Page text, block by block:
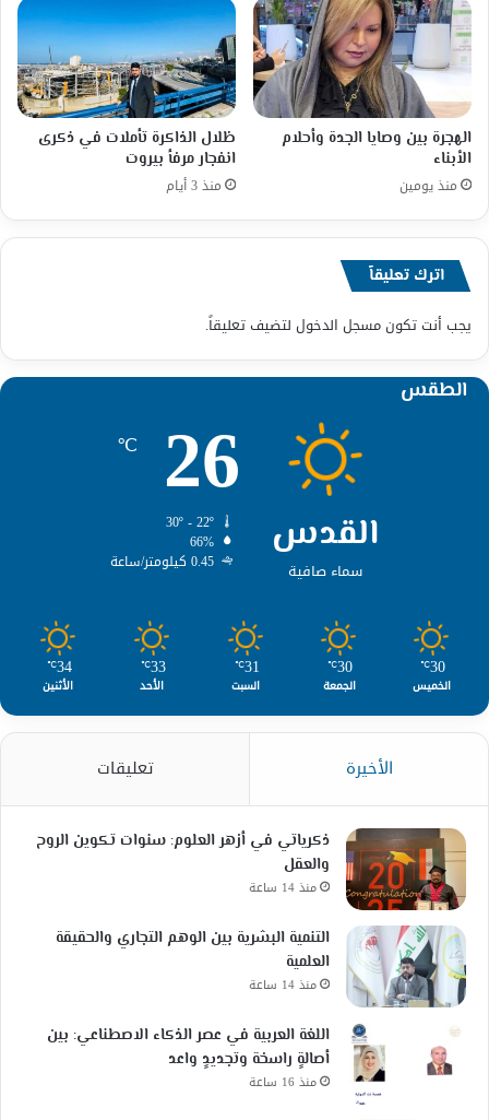
الهجرة بين وصايا الجدة وأحلام
الأبناء
منذ يومين
ظلال الذاكرة تأملات في ذكرى
انفجار مرفأ بيروت
منذ 3 أيام
اترك تعليقاً
يجب أنت تكونمسجل الدخول لتضيف تعليقاً.
الطقس
القدس
سماء صافية
26
℃
66%
0.45 كيلومتر/ساعة
30
℃
الخميس
30
℃
الجمعة
31
℃
السبت
33
℃
الأحد
34
℃
الأثنين
الأخيرة تعليقات
ذكرياتي في أزهر العلوم: سنوات تكوين الروح
والعقل
منذ 14 ساعة
التنمية البشرية بين الوهم التجاري والحقيقة
العلمية
منذ 14 ساعة
اللغة العربية في عصر الذكاء الاصطناعي: بين
أصالةٍ راسخة وتجديدٍ واعد
منذ 16 ساعة